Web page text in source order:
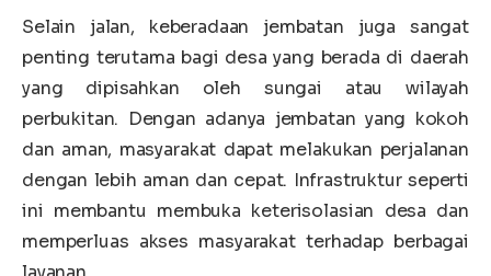
Selain jalan, keberadaan jembatan juga sangat
penting terutama bagi desa yang berada di daerah
yang dipisahkan oleh sungai atau wilayah
perbukitan. Dengan adanya jembatan yang kokoh
dan aman, masyarakat dapat melakukan perjalanan
dengan lebih aman dan cepat. Infrastruktur seperti
ini membantu membuka keterisolasian desa dan
memperluas akses masyarakat terhadap berbagai